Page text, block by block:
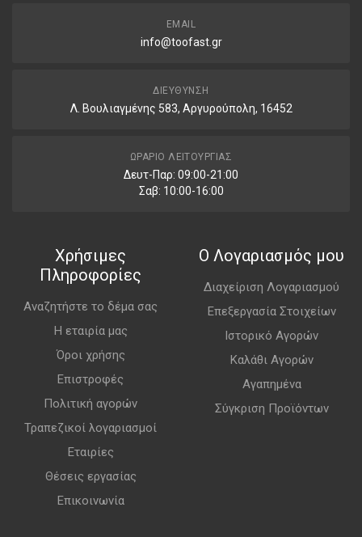
EMAIL
info@toofast.gr
ΔΙΕΎΘΥΝΣΗ
Λ. Βουλιαγμένης 583, Αργυρούπολη, 16452
ΩΡΆΡΙΟ ΛΕΙΤΟΥΡΓΊΑΣ
Δευτ-Παρ: 09:00-21:00
Σαβ: 10:00-16:00
Χρήσιμες
Πληροφορίες
Αναζητήστε το δέμα σας
Η εταιρία μας
Όροι χρήσης
Επιστροφές
Πολιτική αγορών
Τραπεζικοί λογαριασμοί
Εταιρίες
Θέσεις εργασίας
Επικοινωνία
Ο Λογαριασμός μου
Διαχείριση Λογαριασμού
Επεξεργασία Στοιχείων
Ιστορικό Αγορών
Καλάθι Αγορών
Αγαπημένα
Σύγκριση Προϊόντων